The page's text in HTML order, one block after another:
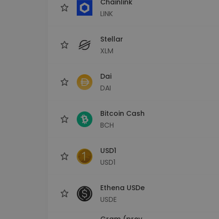
LINK
Stellar
XLM
Dai
DAI
Bitcoin Cash
BCH
USD1
USD1
Ethena USDe
USDE